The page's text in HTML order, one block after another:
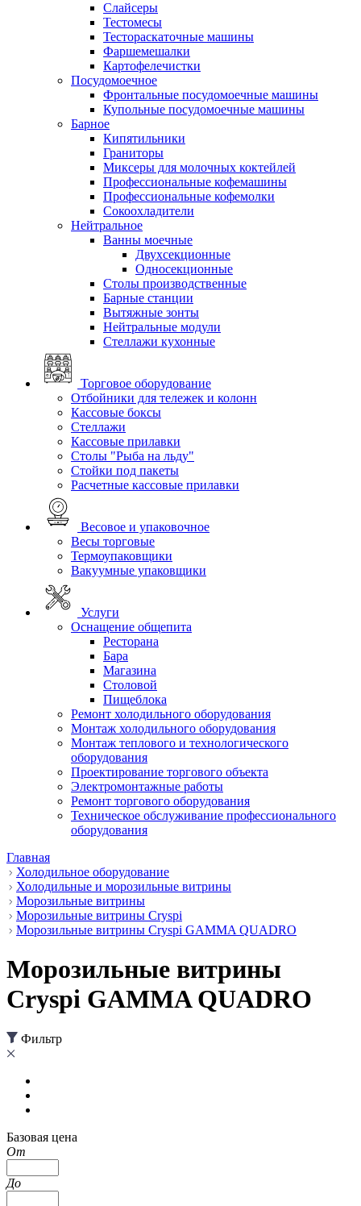
Слайсеры
Тестомесы
Тестораскаточные машины
Фаршемешалки
Картофелечистки
Посудомоечное
Фронтальные посудомоечные машины
Купольные посудомоечные машины
Барное
Кипятильники
Граниторы
Миксеры для молочных коктейлей
Профессиональные кофемашины
Профессиональные кофемолки
Сокоохладители
Нейтральное
Ванны моечные
Двухсекционные
Односекционные
Столы производственные
Барные станции
Вытяжные зонты
Нейтральные модули
Стеллажи кухонные
Торговое оборудование
Отбойники для тележек и колонн
Кассовые боксы
Стеллажи
Кассовые прилавки
Столы "Рыба на льду"
Стойки под пакеты
Расчетные кассовые прилавки
Весовое и упаковочное
Весы торговые
Термоупаковщики
Вакуумные упаковщики
Услуги
Оснащение общепита
Ресторана
Бара
Магазина
Столовой
Пищеблока
Ремонт холодильного оборудования
Монтаж холодильного оборудования
Монтаж теплового и технологического
оборудования
Проектирование торгового объекта
Электромонтажные работы
Ремонт торгового оборудования
Техническое обслуживание профессионального
оборудования
Главная
Холодильное оборудование
Холодильные и морозильные витрины
Морозильные витрины
Морозильные витрины Cryspi
Морозильные витрины Cryspi GAMMA QUADRO
Морозильные витрины
Cryspi GAMMA QUADRO
Фильтр
Базовая цена
От
До